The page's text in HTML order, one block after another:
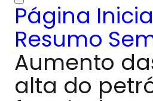
Página
Resumo
Aumento
alta do